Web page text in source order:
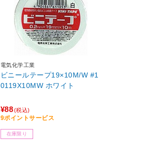
電気化学工業
ビニールテープ19×10M/W #1
0119X10MW ホワイト
¥88(税込)
9ポイントサービス
在庫限り